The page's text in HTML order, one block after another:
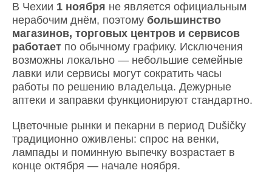
В Чехии 1 ноября не является официальным
нерабочим днём, поэтому большинство
магазинов, торговых центров и сервисов
работает по обычному графику. Исключения
возможны локально — небольшие семейные
лавки или сервисы могут сократить часы
работы по решению владельца. Дежурные
аптеки и заправки функционируют стандартно.
Цветочные рынки и пекарни в период Dušičky
традиционно оживлены: спрос на венки,
лампады и поминную выпечку возрастает в
конце октября — начале ноября.